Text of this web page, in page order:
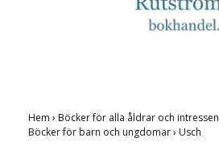
Hem › Böcker för alla åldrar och intressen
Böcker för barn och ungdomar› Usch